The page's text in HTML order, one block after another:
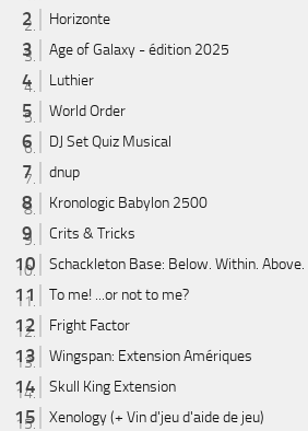
Horizonte
Age of Galaxy - édition 2025
Luthier
World Order
DJ Set Quiz Musical
dnup
Kronologic Babylon 2500
Crits & Tricks
Schackleton Base: Below. Within. Above.
To me! ...or not to me?
Fright Factor
Wingspan: Extension Amériques
Skull King Extension
Xenology (+ Vin d'jeu d'aide de jeu)